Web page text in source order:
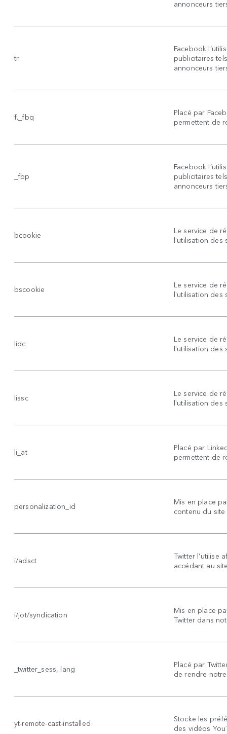
annonceurs
tr
Facebook
publicitaires
annonceurs
f._fbq
Placé par
permettent de
_fbp
Facebook
publicitaires
annonceurs
bcookie
Le service de
l'utilisation des
bscookie
Le service de
l'utilisation des
lidc
Le service de
l'utilisation des
lissc
Le service de
l'utilisation des
li_at
Placé par
permettent de
personalization_id
Mis en place
contenu du
i/adsct
Twitter l’utilise
accédant au
i/jot/syndication
Mis en place
Twitter dans
_twitter_sess, lang
Placé par
de rendre
yt-remote-cast-installed
Stocke les
des vidéos